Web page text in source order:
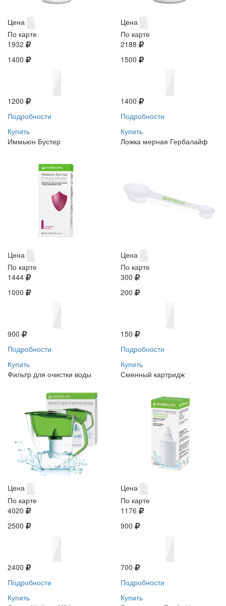
Цена
По карте
1932
1400
1200
Подробности
Купить
Цена
По карте
2188
1500
1400
Подробности
Купить
Иммьюн Бустер
Цена
По карте
1444
1000
900
Подробности
Купить
Ложка мерная Гербалайф
Цена
По карте
300
200
150
Подробности
Купить
Фильтр для очистки воды
Цена
По карте
4020
2500
2400
Подробности
Купить
Сменный картридж
Цена
По карте
1176
900
700
Подробности
Купить